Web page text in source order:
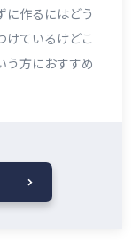
に作るにはどう
けているけどこ
方におすすめ